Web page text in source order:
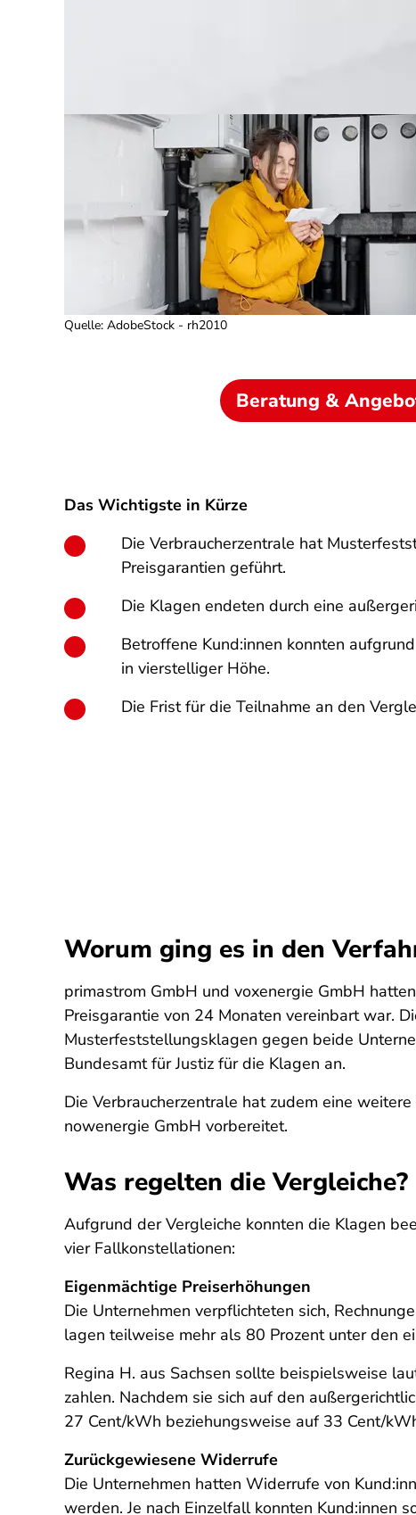
Quelle: AdobeStock - rh2010
Beratung &
Das Wichtigste in Kürze
Die Verbraucherzentrale hat
Preisgarantien geführt.
Die Klagen endeten durch eine
Betroffene Kund:innen konnten
in vierstelliger Höhe.
Die Frist für die Teilnahme an den
Worum ging es in den
primastrom GmbH und voxenergie GmbH
Preisgarantie von 24 Monaten vereinbart war.
Musterfeststellungsklagen gegen beide
Bundesamt für Justiz für die Klagen an.
Die Verbraucherzentrale hat zudem eine
nowenergie GmbH vorbereitet.
Was regelten die Vergleiche?
Aufgrund der Vergleiche konnten die Klagen
vier Fallkonstellationen:
Eigenmächtige Preiserhöhungen
Die Unternehmen verpflichteten sich,
lagen teilweise mehr als 80 Prozent unter den
Regina H. aus Sachsen sollte beispielsweise
zahlen. Nachdem sie sich auf den
27 Cent/kWh beziehungsweise auf 33 Cent/
Zurückgewiesene Widerrufe
Die Unternehmen hatten Widerrufe von
werden. Je nach Einzelfall konnten Kund:innen